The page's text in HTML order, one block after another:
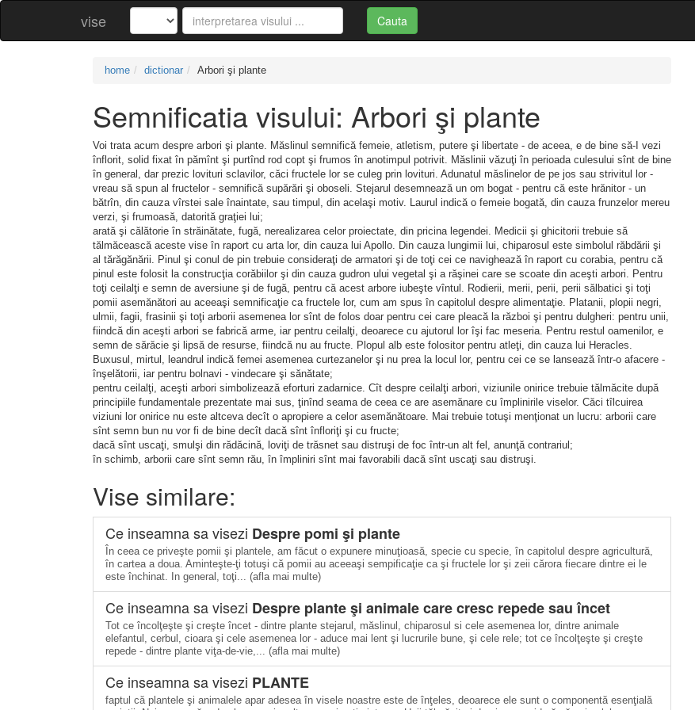
vise Cauta
home dictionar Arbori şi plante
Semnificatia visului: Arbori şi plante
Voi trata acum despre arbori şi plante. Măslinul semnifică femeie, atletism, putere şi libertate - de aceea, e de bine să-I vezi
înflorit, solid fixat în pămînt şi purtînd rod copt şi frumos în anotimpul potrivit. Măslinii văzuţi în perioada culesului sînt de bine
în general, dar prezic lovituri sclavilor, căci fructele lor se culeg prin lovituri. Adunatul măslinelor de pe jos sau strivitul lor ­
vreau să spun al fructelor - semnifică supărări şi oboseli. Stejarul desemnează un om bogat - pentru că este hrănitor - un
bătrîn, din cauza vîrstei sale înaintate, sau timpul, din acelaşi motiv. Laurul indică o femeie bogată, din cauza frunzelor mereu
verzi, şi frumoasă, datorită graţiei lui;
arată şi călătorie în străinătate, fugă, nerealizarea celor proiectate, din pricina legendei. Medicii şi ghicitorii trebuie să
tălmăcească aceste vise în raport cu arta lor, din cauza lui Apollo. Din cauza lungimii lui, chiparosul este simbolul răbdării şi
al tărăgănării. Pinul şi conul de pin trebuie consideraţi de armatori şi de toţi cei ce navighează în raport cu corabia, pentru că
pinul este folosit la construcţia corăbiilor şi din cauza gudron ului vegetal şi a răşinei care se scoate din aceşti arbori. Pentru
toţi ceilalţi e semn de aversiune şi de fugă, pentru că acest arbore iubeşte vîntul. Rodierii, merii, perii, perii sălbatici şi toţi
pomii asemănători au aceeaşi semnificaţie ca fructele lor, cum am spus în capitolul despre alimentaţie. Platanii, plopii negri,
ulmii, fagii, frasinii şi toţi arborii asemenea lor sînt de folos doar pentru cei care pleacă la război şi pentru dulgheri: pentru unii,
fiindcă din aceşti arbori se fabrică arme, iar pentru ceilalţi, deoarece cu ajutorul lor îşi fac meseria. Pentru restul oamenilor, e
semn de sărăcie şi lipsă de resurse, fiindcă nu au fructe. Plopul alb este folositor pentru atleţi, din cauza lui Heracles.
Buxusul, mirtul, leandrul indică femei asemenea curtezanelor şi nu prea la locul lor, pentru cei ce se lansează într-o afacere -
înşelătorii, iar pentru bolnavi - vindecare şi sănătate;
pentru ceilalţi, aceşti arbori simbolizează eforturi zadarnice. Cît despre ceilalţi arbori, viziunile onirice trebuie tălmăcite după
principiile fundamentale prezentate mai sus, ţinînd seama de ceea ce are asemănare cu împlinirile viselor. Căci tîlcuirea
viziuni lor onirice nu este altceva decît o apropiere a celor asemănătoare. Mai trebuie totuşi menţionat un lucru: arborii care
sînt semn bun nu vor fi de bine decît dacă sînt înfloriţi şi cu fructe;
dacă sînt uscaţi, smulşi din rădăcină, loviţi de trăsnet sau distruşi de foc într-un alt fel, anunţă contrariul;
în schimb, arborii care sînt semn rău, în împliniri sînt mai favorabili dacă sînt uscaţi sau distruşi.
Vise similare:
Ce inseamna sa visezi Despre pomi şi plante
În ceea ce priveşte pomii şi plantele, am făcut o expunere minu­ţioasă, specie cu specie, în capitolul despre agricultură,
în cartea a doua. Aminteşte-ţi totuşi că pomii au aceeaşi sempificaţie ca şi fructele lor şi zeii cărora fiecare dintre ei le
este închinat. In general, toţi... (afla mai multe)
Ce inseamna sa visezi Despre plante şi animale care cresc repede sau încet
Tot ce încolţeşte şi creşte încet - dintre plante stejarul, măslinul, chiparosul si cele asemenea lor, dintre animale
elefantul, cerbul, cioara şi cele asemenea lor - aduce mai lent şi lucrurile bune, şi cele rele; tot ce încolţeşte şi creşte
repede - dintre plante viţa-de-vie,... (afla mai multe)
Ce inseamna sa visezi PLANTE
faptul că plantele şi animalele apar adesea în visele noastre este de înţeles, deoarece ele sunt o componentă esenţială